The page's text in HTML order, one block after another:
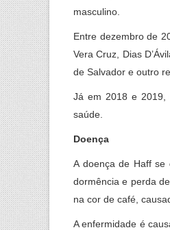
masculino.
Entre dezembro de
Vera Cruz, Dias
de Salvador e outro
Já em 2018 e 2019,
saúde.
Doença
A doença de Haff se
dormência e perda
na cor de café,
A enfermidade é